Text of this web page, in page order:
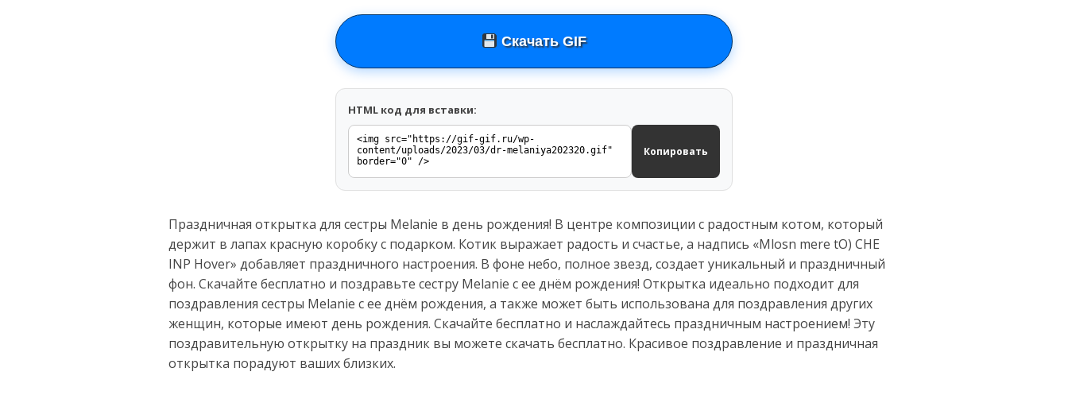
Скачать GIF
HTML код для вставки:
Копировать
Праздничная открытка для сестры Melanie в день рождения! В центре композиции с радостным котом, который
держит в лапах красную коробку с подарком. Котик выражает радость и счастье, а надпись «Mlosn mere tO) CHE
INP Hover» добавляет праздничного настроения. В фоне небо, полное звезд, создает уникальный и праздничный
фон. Скачайте бесплатно и поздравьте сестру Melanie с ее днём рождения! Открытка идеально подходит для
поздравления сестры Melanie с ее днём рождения, а также может быть использована для поздравления других
женщин, которые имеют день рождения. Скачайте бесплатно и наслаждайтесь праздничным настроением! Эту
поздравительную открытку на праздник вы можете скачать бесплатно. Красивое поздравление и праздничная
открытка порадуют ваших близких.